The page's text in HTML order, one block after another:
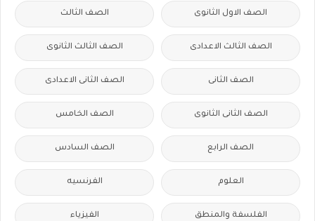
الصف الاول الثانوى الصف الثالث
الصف الثالث الاعدادى الصف الثالث الثانوى
الصف الثانى الصف الثانى الاعدادى
الصف الثانى الثانوى الصف الخامس
الصف الرابع الصف السادس
العلوم الفرنسيه
الفلسفة والمنطق الفيزياء